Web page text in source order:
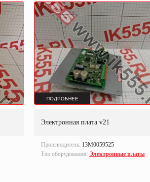
ПОДРОБНЕЕ
Электронная плата v21
Производитель: 13M0059525
Тип оборудования: Электронные платы